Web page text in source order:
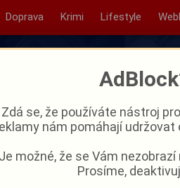
Doprava Krimi Lifestyle
Zdá se, že používáte nástroj
nám pomáhají
Je možné, že se Vám
Prosíme,